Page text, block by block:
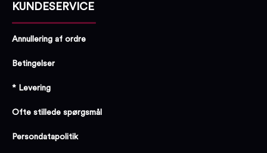
KUNDESERVICE
Annullering af ordre
Betingelser
* Levering
Ofte stillede spørgsmål
Persondatapolitik